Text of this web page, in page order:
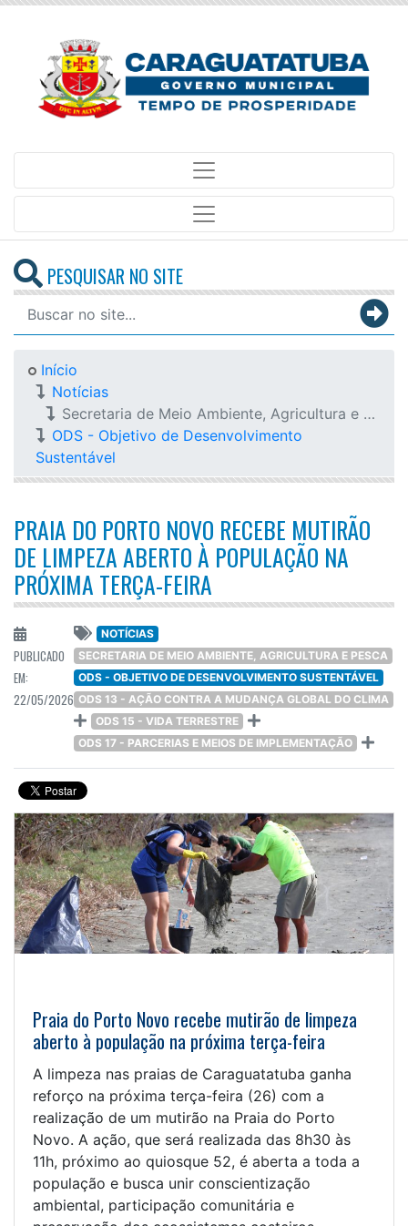
PESQUISAR NO SITE
Início
Notícias
Secretaria de Meio Ambiente, Agricultura e Pesca
ODS - Objetivo de Desenvolvimento
Sustentável
PRAIA DO PORTO NOVO RECEBE MUTIRÃO
DE LIMPEZA ABERTO À POPULAÇÃO NA
PRÓXIMA TERÇA-FEIRA
PUBLICADO
EM:
22/05/2026
NOTÍCIAS
SECRETARIA DE MEIO AMBIENTE, AGRICULTURA E PESCA
ODS - OBJETIVO DE DESENVOLVIMENTO SUSTENTÁVEL
ODS 13 - AÇÃO CONTRA A MUDANÇA GLOBAL DO CLIMA
ODS 15 - VIDA TERRESTRE
ODS 17 - PARCERIAS E MEIOS DE IMPLEMENTAÇÃO
Praia do Porto Novo recebe mutirão de limpeza
aberto à população na próxima terça-feira
A limpeza nas praias de Caraguatatuba ganha
reforço na próxima terça-feira (26) com a
realização de um mutirão na Praia do Porto
Novo. A ação, que será realizada das 8h30 às
11h, próximo ao quiosque 52, é aberta a toda a
população e busca unir conscientização
ambiental, participação comunitária e